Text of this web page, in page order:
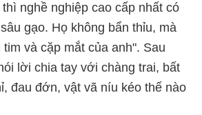
nghề nghiệp cao cấp nhất có
gạo. Họ không bẩn thỉu, mà
và cặp mắt của anh". Sau
lời chia tay với chàng trai, bất
đau đớn, vật vã níu kéo thế nào